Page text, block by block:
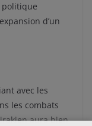
politique
d’un
avec les
les combats
aura bien